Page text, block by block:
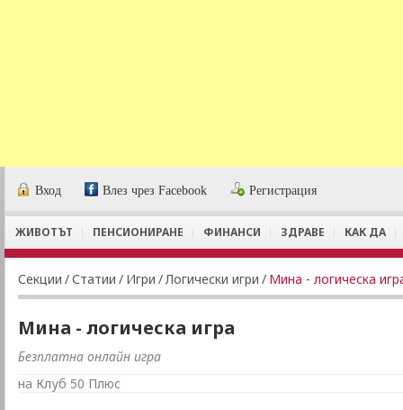
Вход Влез чрез Facebook Регистрация
ЖИВОТЪТ ПЕНСИОНИРАНЕ ФИНАНСИ ЗДРАВЕ КАК ДА
Секции /Статии / Игри /Логически игри / Мина - логическа
Мина - логическа игра
Безплатна онлайн игра
на Клуб 50 Плюс